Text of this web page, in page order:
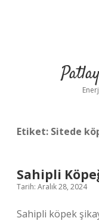
Etiket: Sitede
Sahipli
Tarih: Aralık 28, 2024
Sahipli köpek